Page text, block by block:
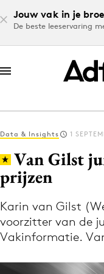
Jouw vak in je
De beste leeservaring
Log in
Volg het
Data & Insights 1
Van Gilst
prijzen
Karin van Gilst
voorzitter van de
Vakinformatie.